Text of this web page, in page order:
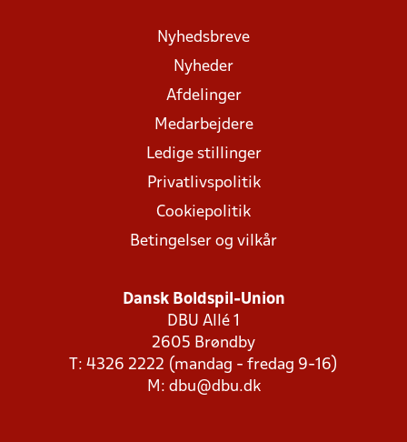
Nyhedsbreve
Nyheder
Afdelinger
Medarbejdere
Ledige stillinger
Privatlivspolitik
Cookiepolitik
Betingelser og vilkår
Dansk Boldspil-Union
DBU Allé 1
2605 Brøndby
T: 4326 2222 (mandag - fredag 9-16)
M: dbu@dbu.dk